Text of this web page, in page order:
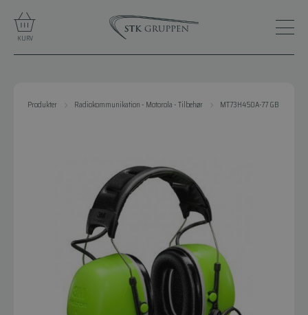
KURV
Produkter Radiokommunikation - Motorola - Tilbehør MT73H450A-77 GB